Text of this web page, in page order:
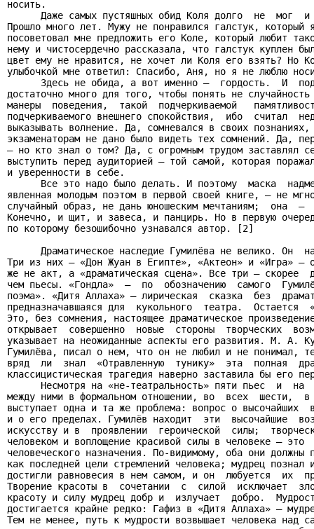
носить.
Даже самых пустяшных обид Коля долго  не  мог
Прошло много лет. Мужу не понравился галстук,
посоветовал мне предложить его Коле, который любит
нему и чистосердечно рассказала, что галстук куплен
цвет ему не нравится, не хочет ли Коля его взять? Но
улыбочкой мне ответил: Спасибо, Аня, но я не люблю
Здесь не обида, а вот именно –  гордость.  И
достаточно много для того, чтобы понять не
манеры  поведения,  такой  подчеркиваемой
подчеркиваемого внешнего спокойствия,  ибо  считал
выказывать волнение. Да, сомневался в своих
экзаменаторам не дано было видеть тех сомнений. Да,
– но кто знал о том? Да, с огромным трудом заставлял
выступить перед аудиторией – той самой, которая
и уверенности в себе.
Все это надо было делать. И поэтому  маска
явленная молодым поэтом в первой своей книге, – не
случайный образ, не дань юношеским мечтаниям;  она  –
Конечно, и щит, и завеса, и панцирь. Но в первую
по которому безошибочно узнавался автор. [2]
Драматическое наследие Гумилёва не велико. Он
Три из них – «Дон Жуан в Египте», «Актеон» и «Игра» –
же не акт, а «драматическая сцена». Все три – скорее
чем пьесы. «Гондла»  –  по  обозначению  самого
поэма». «Дитя Аллаха» – лирическая  сказка  без
предназначавшаяся для  кукольного  театра.  Остается
Это, без сомнения, настоящее драматическое
открывает  совершенно  новые  стороны  творческих
указывает на неожиданные аспекты его развития. М. А.
Гумилёва, писал о нем, что он не любил и не понимал,
вряд  ли  знал  «Отравленную  тунику»  эта  полная
классицистическая трагедия наверно заставила бы его
Несмотря на «не-театральность» пяти пьес  и  на
между ними в формальном отношении, во  всех  шести,
выступает одна и та же проблема: вопрос о высочайших
и о его пределах. Гумилёв находит  эти  высочайшие
искусству и в  проявлении  героической  силы;
человеком и воплощение красивой силы в человеке –
человеческого назначения. По-видимому, оба они
как последней цели стремлений человека; мудрец
достигли равновесия в нем самом, и он  любуется  их
Творение красоты в  сочетании  с  силой  исключает
красоту и силу мудрец добр и  излучает  добро.
достигается крайне редко: Гафиз в «Дитя Аллаха» –
Тем не менее, путь к мудрости возвышает человека над